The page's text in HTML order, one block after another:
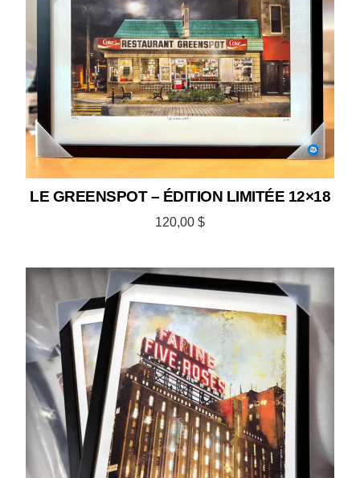
LE GREENSPOT – ÉDITION LIMITÉE 12×18
120,00 $